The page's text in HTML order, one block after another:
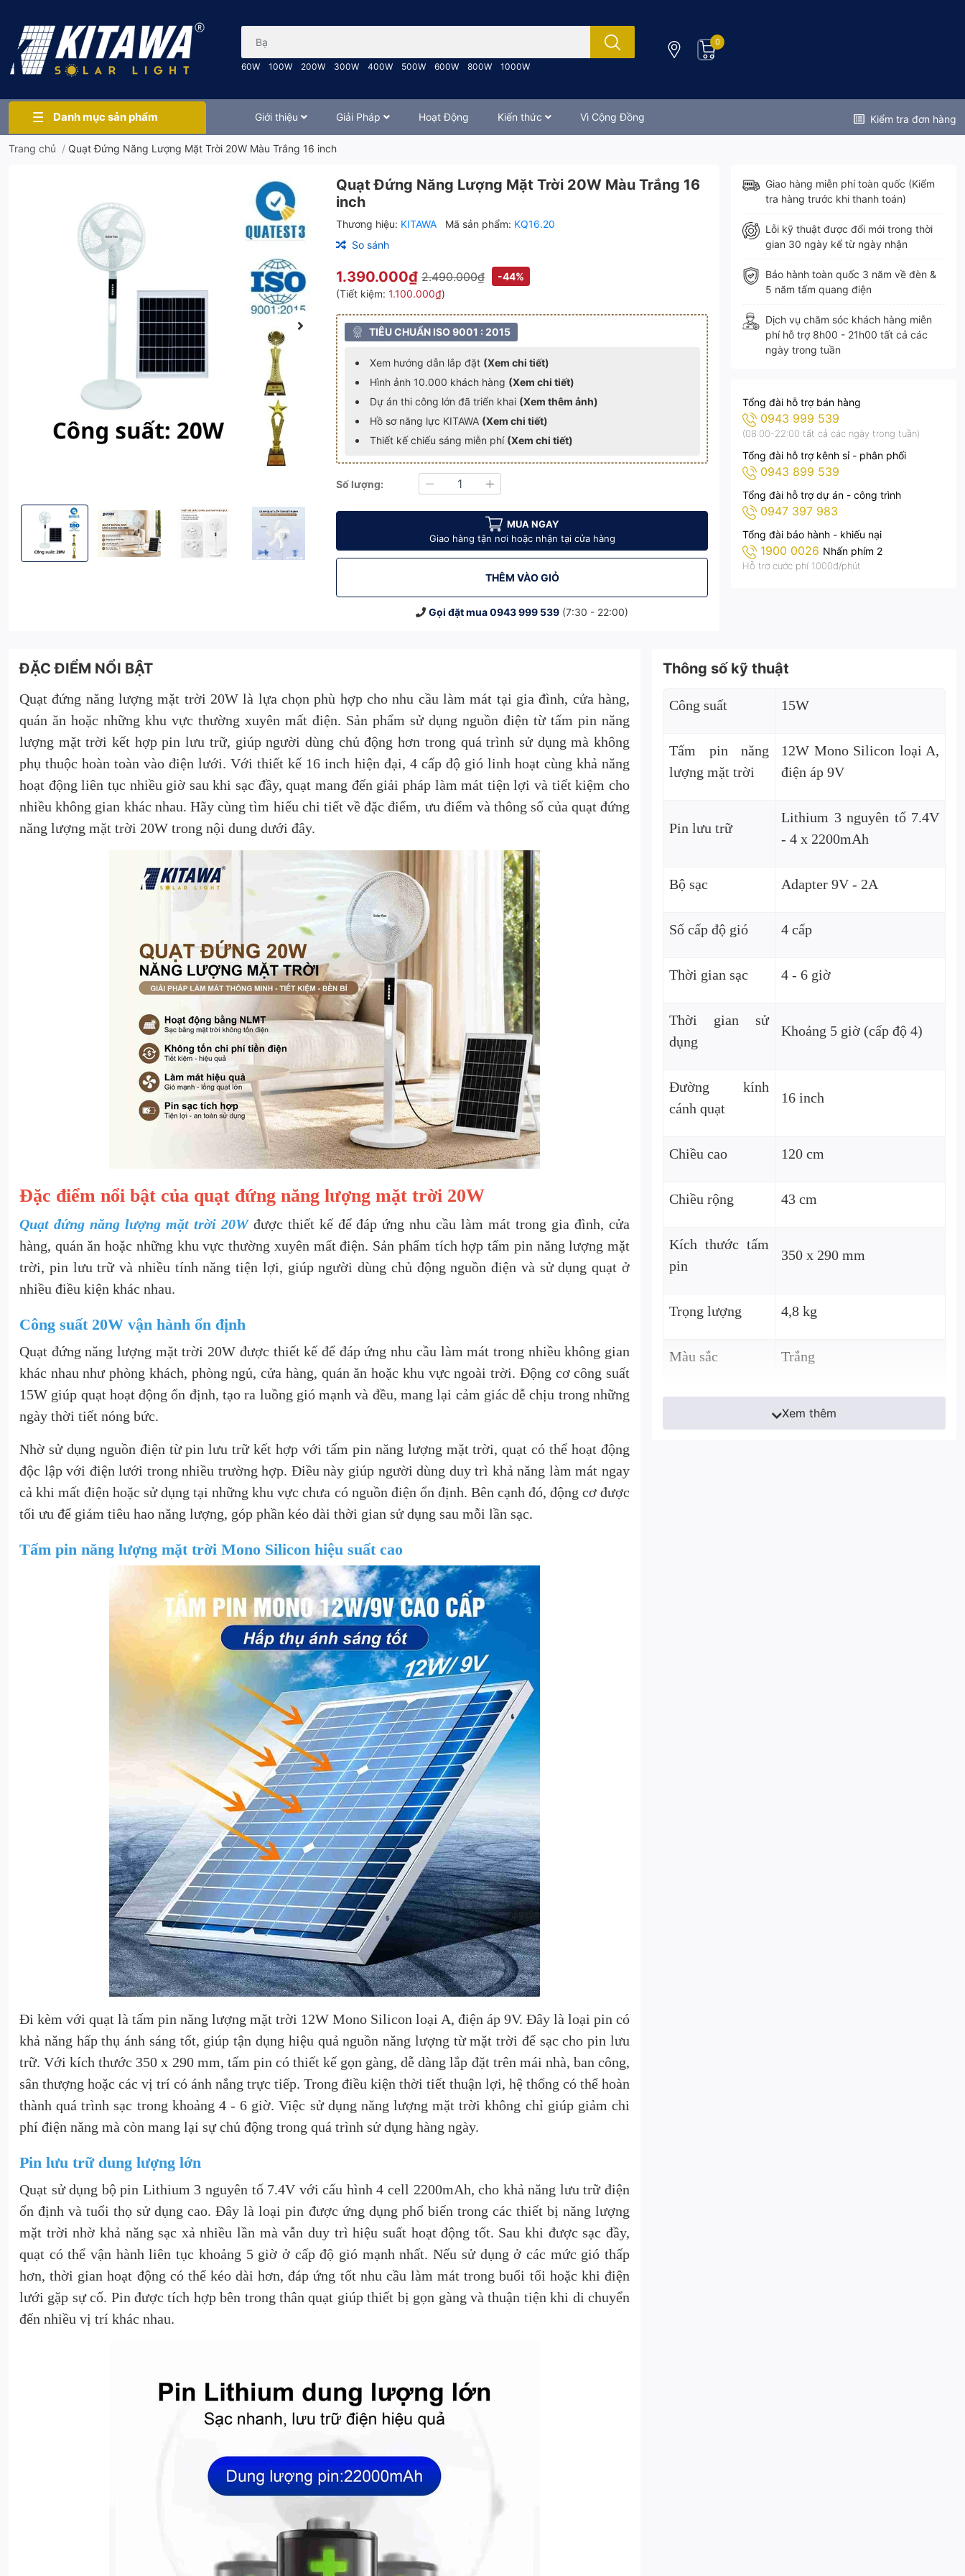
60W 100W 200W 300W 400W 500W 600W 800W 1000W
0
Danh mục sản phẩm Giới thiệu Giải Pháp Hoạt Động Kiến thức Vì Cộng Đồng Kiểm tra đơn hàng
Trang chủ / Quạt Đứng Năng Lượng Mặt Trời 20W Màu Trắng 16 inch
Quạt Đứng Năng Lượng Mặt Trời 20W Màu Trắng 16 inch
Quạt Đứng Năng Lượng Mặt Trời 20W Màu Trắng 16 inch
Quạt Đứng Năng Lượng Mặt Trời 20W Màu Trắng 16 inch
Quạt Đứng Năng Lượng Mặt Trời 20W Màu Trắng 16 inch
Quạt Đứng Năng Lượng Mặt Trời 20W Màu Trắng 16 inch
Quạt Đứng Năng Lượng Mặt Trời 20W Màu Trắng 16 inch
Quạt Đứng Năng Lượng Mặt Trời 20W Màu Trắng 16 inch
Quạt Đứng Năng Lượng Mặt Trời 20W Màu Trắng 16
inch
Thương hiệu: KITAWA Mã sản phẩm: KQ16.20
So sánh
1.390.000₫ 2.490.000₫
-44%
(Tiết kiệm: 1.100.000₫)
TIÊU CHUẨN ISO 9001 : 2015
Xem hướng dẫn lắp đặt (Xem chi tiết)
Hình ảnh 10.000 khách hàng (Xem chi tiết)
Dự án thi công lớn đã triển khai (Xem thêm ảnh)
Hồ sơ năng lực KITAWA (Xem chi tiết)
Thiết kế chiếu sáng miễn phí (Xem chi tiết)
Số lượng:
Giảm Tăng
MUA NGAY
Giao hàng tận nơi hoặc nhận tại cửa hàng
THÊM VÀO GIỎ
Gọi đặt mua0943 999 539 (7:30 - 22:00)
Giao hàng miễn phí toàn quốc (Kiểm
tra hàng trước khi thanh toán)
Lỗi kỹ thuật được đổi mới trong thời
gian 30 ngày kể từ ngày nhận
Bảo hành toàn quốc 3 năm về đèn &
5 năm tấm quang điện
Dịch vụ chăm sóc khách hàng miễn
phí hỗ trợ 8h00 - 21h00 tất cả các
ngày trong tuần
Tổng đài hỗ trợ bán hàng
0943 999 539
(08:00-22:00 tất cả các ngày trong tuần)
Tổng đài hỗ trợ kênh sỉ - phân phối
0943 899 539
Tổng đài hỗ trợ dự án - công trình
0947 397 983
Tổng đài bảo hành - khiếu nại
1900 0026 Nhấn phím 2
Hỗ trợ cước phí 1.000đ/phút
ĐẶC ĐIỂM NỔI BẬT
Quạt đứng năng lượng mặt trời 20W là lựa chọn phù hợp cho nhu cầu làm mát tại gia đình, cửa hàng,
quán ăn hoặc những khu vực thường xuyên mất điện. Sản phẩm sử dụng nguồn điện từ tấm pin năng
lượng mặt trời kết hợp pin lưu trữ, giúp người dùng chủ động hơn trong quá trình sử dụng mà không
phụ thuộc hoàn toàn vào điện lưới. Với thiết kế 16 inch hiện đại, 4 cấp độ gió linh hoạt cùng khả năng
hoạt động liên tục nhiều giờ sau khi sạc đầy, quạt mang đến giải pháp làm mát tiện lợi và tiết kiệm cho
nhiều không gian khác nhau. Hãy cùng tìm hiểu chi tiết về đặc điểm, ưu điểm và thông số của quạt đứng
năng lượng mặt trời 20W trong nội dung dưới đây.
Đặc điểm nổi bật của quạt đứng năng lượng mặt trời 20W
Quạt đứng năng lượng mặt trời 20Wđược thiết kế để đáp ứng nhu cầu làm mát trong gia đình, cửa
hàng, quán ăn hoặc những khu vực thường xuyên mất điện. Sản phẩm tích hợp tấm pin năng lượng mặt
trời, pin lưu trữ và nhiều tính năng tiện lợi, giúp người dùng chủ động nguồn điện và sử dụng quạt ở
nhiều điều kiện khác nhau.
Công suất 20W vận hành ổn định
Quạt đứng năng lượng mặt trời 20W được thiết kế để đáp ứng nhu cầu làm mát trong nhiều không gian
khác nhau như phòng khách, phòng ngủ, cửa hàng, quán ăn hoặc khu vực ngoài trời. Động cơ công suất
15W giúp quạt hoạt động ổn định, tạo ra luồng gió mạnh và đều, mang lại cảm giác dễ chịu trong những
ngày thời tiết nóng bức.
Nhờ sử dụng nguồn điện từ pin lưu trữ kết hợp với tấm pin năng lượng mặt trời, quạt có thể hoạt động
độc lập với điện lưới trong nhiều trường hợp. Điều này giúp người dùng duy trì khả năng làm mát ngay
cả khi mất điện hoặc sử dụng tại những khu vực chưa có nguồn điện ổn định. Bên cạnh đó, động cơ được
tối ưu để giảm tiêu hao năng lượng, góp phần kéo dài thời gian sử dụng sau mỗi lần sạc.
Tấm pin năng lượng mặt trời Mono Silicon hiệu suất cao
Đi kèm với quạt là tấm pin năng lượng mặt trời 12W Mono Silicon loại A, điện áp 9V. Đây là loại pin có
khả năng hấp thụ ánh sáng tốt, giúp tận dụng hiệu quả nguồn năng lượng từ mặt trời để sạc cho pin lưu
trữ.Với kích thước 350 x 290 mm, tấm pin có thiết kế gọn gàng, dễ dàng lắp đặt trên mái nhà, ban công,
sân thượng hoặc các vị trí có ánh nắng trực tiếp. Trong điều kiện thời tiết thuận lợi, hệ thống có thể hoàn
thành quá trình sạc trong khoảng 4 - 6 giờ. Việc sử dụng năng lượng mặt trời không chỉ giúp giảm chi
phí điện năng mà còn mang lại sự chủ động trong quá trình sử dụng hàng ngày.
Pin lưu trữ dung lượng lớn
Quạt sử dụng bộ pin Lithium 3 nguyên tố 7.4V với cấu hình 4 cell 2200mAh, cho khả năng lưu trữ điện
ổn định và tuổi thọ sử dụng cao. Đây là loại pin được ứng dụng phổ biến trong các thiết bị năng lượng
mặt trời nhờ khả năng sạc xả nhiều lần mà vẫn duy trì hiệu suất hoạt động tốt. Sau khi được sạc đầy,
quạt có thể vận hành liên tục khoảng 5 giờ ở cấp độ gió mạnh nhất. Nếu sử dụng ở các mức gió thấp
hơn, thời gian hoạt động có thể kéo dài hơn, đáp ứng tốt nhu cầu làm mát trong buổi tối hoặc khi điện
lưới gặp sự cố. Pin được tích hợp bên trong thân quạt giúp thiết bị gọn gàng và thuận tiện khi di chuyển
đến nhiều vị trí khác nhau.
Thông số kỹ thuật
Công suất 15W
Tấm pin năng
lượng mặt trời
12W Mono Silicon loại A,
điện áp 9V
Pin lưu trữ
Lithium 3 nguyên tố 7.4V
- 4 x 2200mAh
Bộ sạc Adapter 9V - 2A
Số cấp độ gió 4 cấp
Thời gian sạc 4 - 6 giờ
Thời gian sử
dụng
Khoảng 5 giờ (cấp độ 4)
Đường kính
cánh quạt
16 inch
Chiều cao 120 cm
Chiều rộng 43 cm
Kích thước tấm
pin
350 x 290 mm
Trọng lượng 4,8 kg
Màu sắc Trắng
Xem thêm